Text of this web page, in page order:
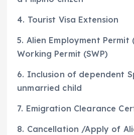
4. Tourist Visa Extension
5. Alien Employment Permit
Working Permit (SWP)
6. Inclusion of dependent
unmarried child
7. Emigration Clearance
8. Cancellation /Apply of